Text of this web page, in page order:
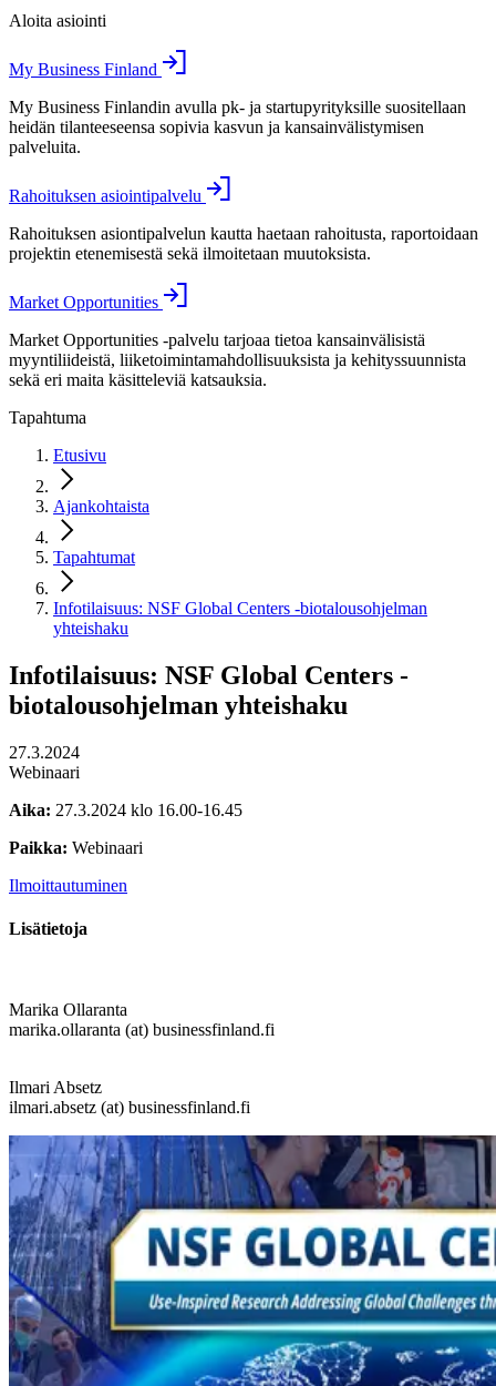
Aloita asiointi
My Business Finland
My Business Finlandin avulla pk- ja startupyrityksille suositellaan
heidän tilanteeseensa sopivia kasvun ja kansainvälistymisen
palveluita.
Rahoituksen asiointipalvelu
Rahoituksen asiontipalvelun kautta haetaan rahoitusta, raportoidaan
projektin etenemisestä sekä ilmoitetaan muutoksista.
Market Opportunities
Market Opportunities -palvelu tarjoaa tietoa kansainvälisistä
myyntiliideistä, liiketoimintamahdollisuuksista ja kehityssuunnista
sekä eri maita käsitteleviä katsauksia.
Tapahtuma
Etusivu
Ajankohtaista
Tapahtumat
Infotilaisuus: NSF Global Centers -biotalousohjelman
yhteishaku
Infotilaisuus: NSF Global Centers -
biotalousohjelman yhteishaku
27.3.2024
Webinaari
Aika: 27.3.2024 klo 16.00-16.45
Paikka: Webinaari
Ilmoittautuminen
Lisätietoja
Marika Ollaranta
marika.ollaranta (at) businessfinland.fi
Ilmari Absetz
ilmari.absetz (at) businessfinland.fi